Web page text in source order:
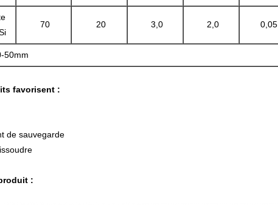
70 20 3,0 2,0 0,05
50mm
favorisent :
de sauvegarde
: